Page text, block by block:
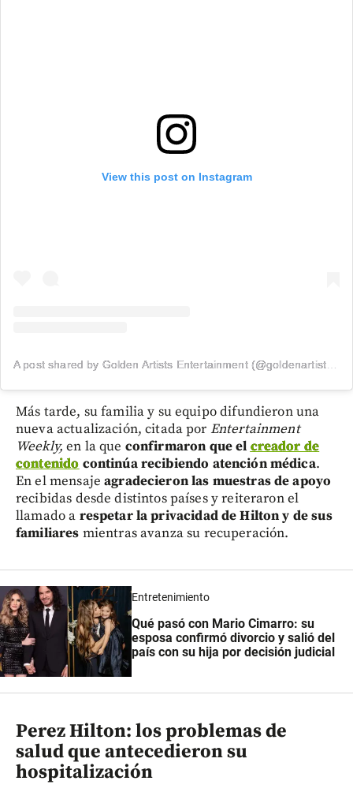
View this post on Instagram
Más tarde, su familia y su equipo difundieron una
nueva actualización, citada por Entertainment
Weekly, en la que confirmaron que el creador de
contenido continúa recibiendo atención médica.
En el mensajeagradecieron las muestras de apoyo
recibidas desde distintos países y reiteraron el
llamado a respetar la privacidad de Hilton y de sus
familiares mientras avanza su recuperación.
Entretenimiento
Qué pasó con Mario Cimarro: su
esposa confirmó divorcio y salió del
país con su hija por decisión judicial
Perez Hilton: los problemas de
salud que antecedieron su
hospitalización